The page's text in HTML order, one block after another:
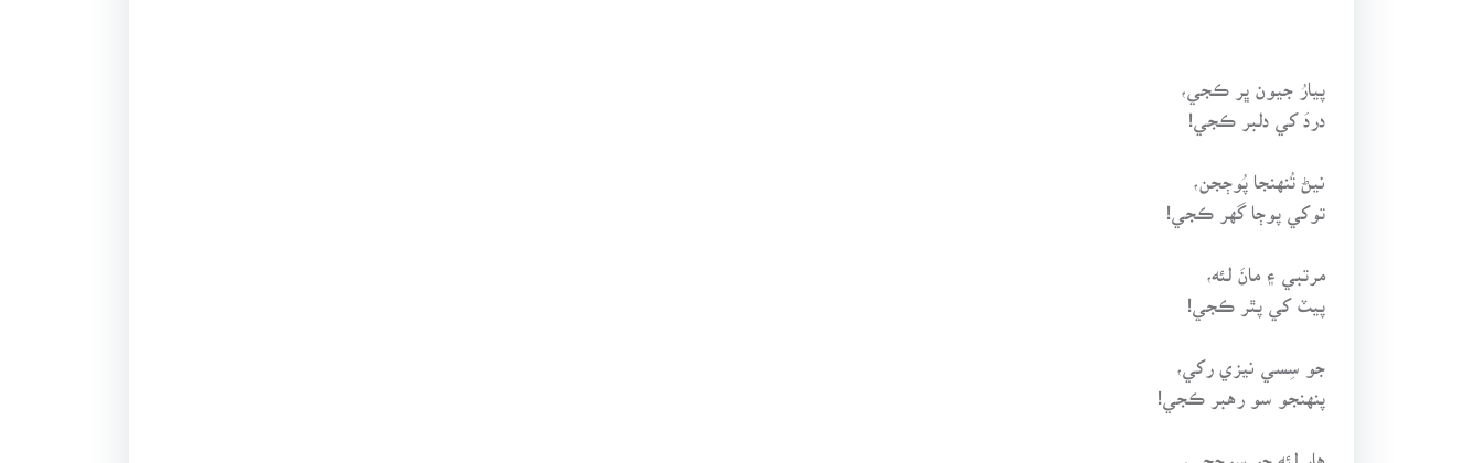
پيارُ جيون ڀر ڪجي،
دردَ کي دلبر ڪجي!
نيڻ تُنهنجا پُوڄجن،
توکي پوڄا گهر ڪجي!
مرتبي ۽ مانَ لئه،
پيٽ کي پٿر ڪجي!
جو سِسي نيزي رکي،
پنهنجو سو رهبر ڪجي!
هار لئه ڇو سوچجي،